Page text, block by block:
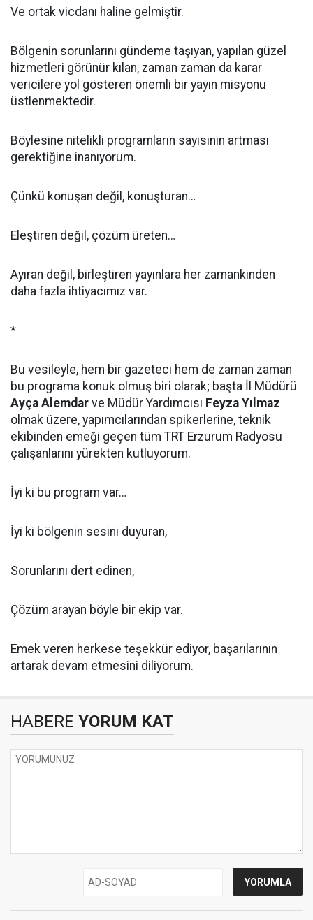
Ve ortak vicdanı haline gelmiştir.
Bölgenin sorunlarını gündeme taşıyan, yapılan güzel
hizmetleri görünür kılan, zaman zaman da karar
vericilere yol gösteren önemli bir yayın misyonu
üstlenmektedir.
Böylesine nitelikli programların sayısının artması
gerektiğine inanıyorum.
Çünkü konuşan değil, konuşturan…
Eleştiren değil, çözüm üreten…
Ayıran değil, birleştiren yayınlara her zamankinden
daha fazla ihtiyacımız var.
*
Bu vesileyle, hem bir gazeteci hem de zaman zaman
bu programa konuk olmuş biri olarak; başta İl Müdürü
Ayça Alemdar ve Müdür Yardımcısı Feyza Yılmaz
olmak üzere, yapımcılarından spikerlerine, teknik
ekibinden emeği geçen tüm TRT Erzurum Radyosu
çalışanlarını yürekten kutluyorum.
İyi ki bu program var…
İyi ki bölgenin sesini duyuran,
Sorunlarını dert edinen,
Çözüm arayan böyle bir ekip var.
Emek veren herkese teşekkür ediyor, başarılarının
artarak devam etmesini diliyorum.
HABERE YORUM KAT